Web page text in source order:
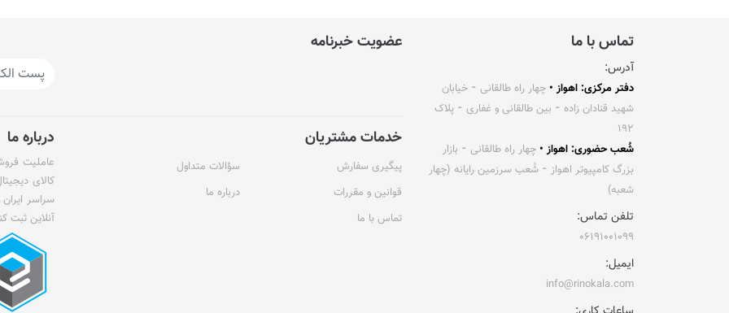
تماس با ما
آدرس:
دفتر مرکزی: اهواز • چهار راه طالقانی ⁃ خیابان
شهید قنادان زاده ⁃ بین طالقانی و غفاری ⁃ پلاک
۱۹۲
شُعب حضوری: اهواز • چهار راه طالقانی ⁃ بازار
بزرگ کامپیوتر اهواز ⁃ شُعب سرزمین رایانه (چهار
شعبه)
تلفن تماس:
۰۶۱۹۱۰۰۱۰۹۹
ایمیل:
info@rinokala.com
عضویت خبرنامه
خدمات مشتریان
پیگیری سفارش
سؤالات متداول
قوانین و مقررات
درباره ما
تماس با ما
درباره ما
عاملیت
کالای
سراسر
آنلاین ثبت